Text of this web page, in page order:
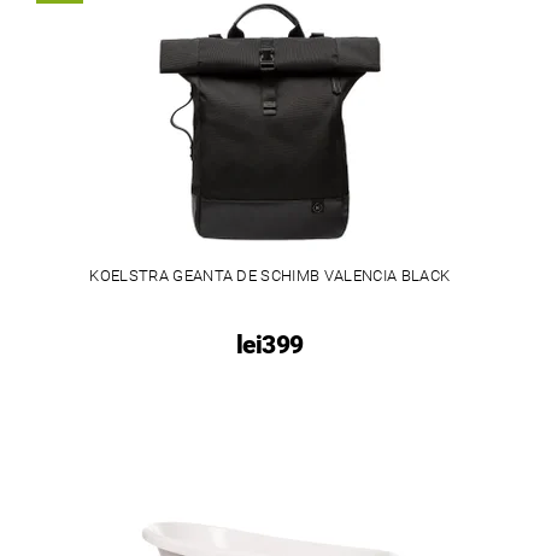
KOELSTRA GEANTA DE SCHIMB VALENCIA BLACK
lei399